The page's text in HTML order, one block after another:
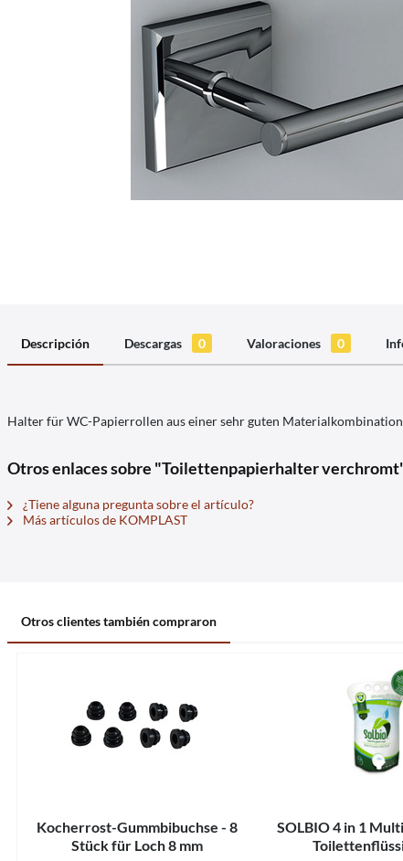
Descripción Descargas 0 Valoraciones 0
Halter für WC-Papierrollen aus einer sehr guten
Otros enlaces sobre "Toilettenpapierhalter
¿Tiene alguna pregunta sobre el artículo?
Más artículos de KOMPLAST
Otros clientes también compraron
Kocherrost-Gummbibuchse - 8
Stück für Loch 8 mm
SOLBIO 4 in 1